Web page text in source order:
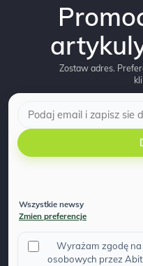
Zostaw adres.
Wszystkie newsy
Zmien preferencje
Wyrażam zgodę
osobowych przez